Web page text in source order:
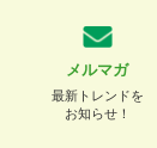
メルマガ
最新トレンドを
お知らせ！